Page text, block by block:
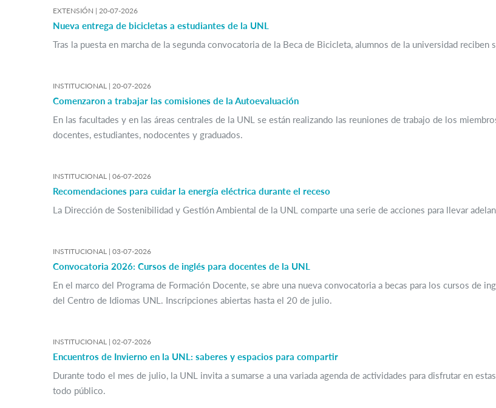
EXTENSIÓN | 20-07-2026
Nueva entrega de bicicletas a estudiantes de la UNL
Tras la puesta en marcha de la segunda convocatoria de la Beca de Bicicleta, alumnos de la universidad reciben
INSTITUCIONAL | 20-07-2026
Comenzaron a trabajar las comisiones de la Autoevaluación
En las facultades y en las áreas centrales de la UNL se están realizando las reuniones de trabajo de los
docentes, estudiantes, nodocentes y graduados.
INSTITUCIONAL | 06-07-2026
Recomendaciones para cuidar la energía eléctrica durante el receso
La Dirección de Sostenibilidad y Gestión Ambiental de la UNL comparte una serie de acciones para llevar
INSTITUCIONAL | 03-07-2026
Convocatoria 2026: Cursos de inglés para docentes de la UNL
En el marco del Programa de Formación Docente, se abre una nueva convocatoria a becas para los cursos de
del Centro de Idiomas UNL. Inscripciones abiertas hasta el 20 de julio.
INSTITUCIONAL | 02-07-2026
Encuentros de Invierno en la UNL: saberes y espacios para compartir
Durante todo el mes de julio, la UNL invita a sumarse a una variada agenda de actividades para disfrutar en
todo público.